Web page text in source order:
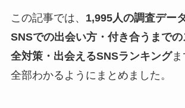
この記事では、 1,995人の調査デー
SNSでの出会い方・付き合うまで
全対策・出会えるSNSランキングま
全部わかるようにまとめました。